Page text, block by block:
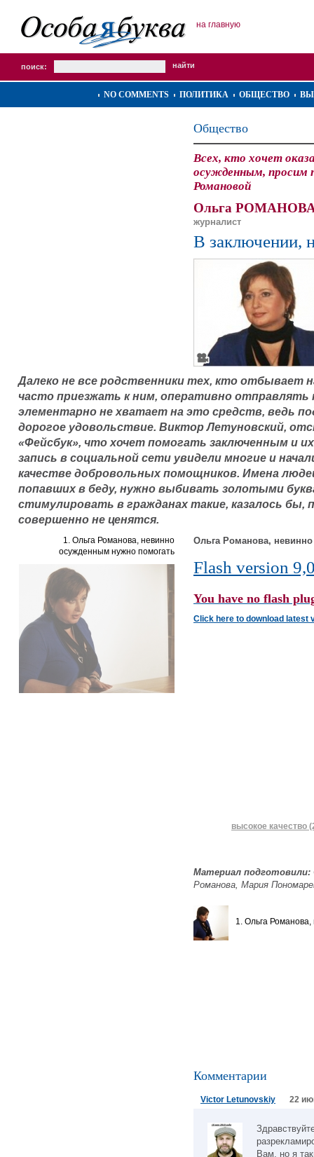
на главную
поиск:
NO COMMENTS ПОЛИТИКА ОБЩЕСТВО
Общество
Всех, кто хочет
осужденным, просим
Романовой
Ольга
журналист
В заключении,
Далеко не все родственники тех, кто отбывает
часто приезжать к ним, оперативно отправлять
элементарно не хватает на это средств, ведь
дорогое удовольствие. Виктор Летуновский,
«Фейсбук», что хочет помогать заключенным и
запись в социальной сети увидели многие и
качестве добровольных помощников. Имена
попавших в беду, нужно выбивать золотыми
стимулировать в гражданах такие, казалось
совершенно не ценятся.
1. Ольга Романова, невинно
осужденным нужно помогать
Ольга Романова,
Flash version
You have no flash
Click here to download latest
высокое качество
Материал подготовили:
Романова, Мария
1. Ольга
Комментарии
Victor Letunovskiy 22
Вам, но я